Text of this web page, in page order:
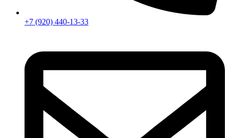
+7 (920) 440-13-33